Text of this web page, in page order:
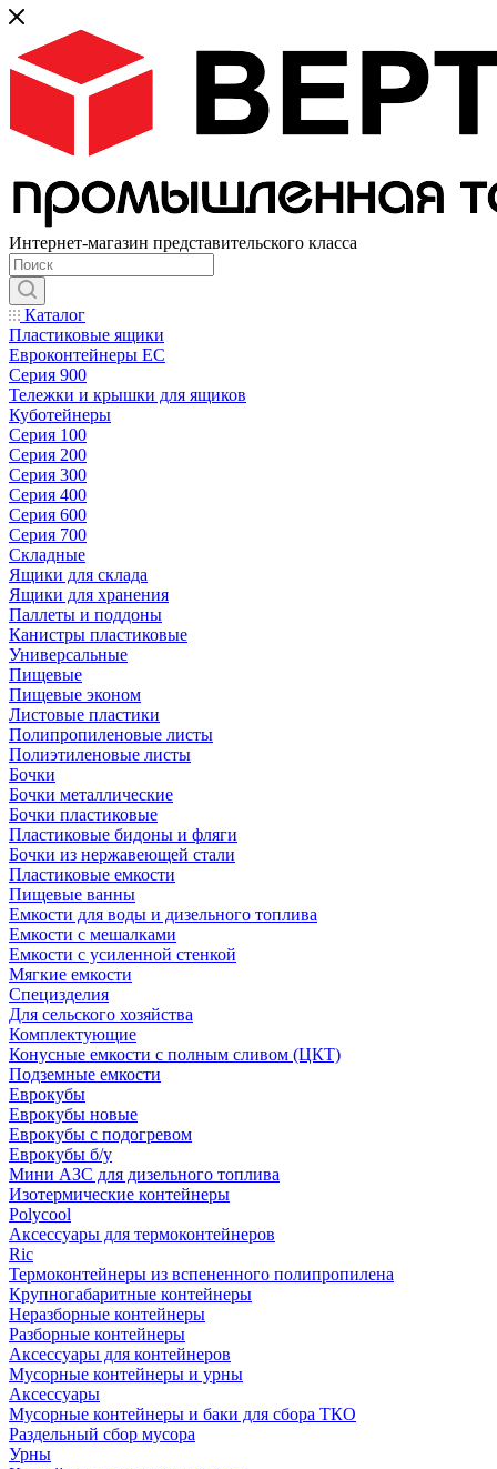
Интернет-магазин представительского класса
Каталог
Пластиковые ящики
Евроконтейнеры ЕС
Серия 900
Тележки и крышки для ящиков
Куботейнеры
Серия 100
Серия 200
Серия 300
Серия 400
Серия 600
Серия 700
Складные
Ящики для склада
Ящики для хранения
Паллеты и поддоны
Канистры пластиковые
Универсальные
Пищевые
Пищевые эконом
Листовые пластики
Полипропиленовые листы
Полиэтиленовые листы
Бочки
Бочки металлические
Бочки пластиковые
Пластиковые бидоны и фляги
Бочки из нержавеющей стали
Пластиковые емкости
Пищевые ванны
Емкости для воды и дизельного топлива
Емкости с мешалками
Емкости с усиленной стенкой
Мягкие емкости
Специзделия
Для сельского хозяйства
Комплектующие
Конусные емкости с полным сливом (ЦКТ)
Подземные емкости
Еврокубы
Еврокубы новые
Еврокубы с подогревом
Еврокубы б/у
Мини АЗС для дизельного топлива
Изотермические контейнеры
Polycool
Аксессуары для термоконтейнеров
Ric
Термоконтейнеры из вспененного полипропилена
Крупногабаритные контейнеры
Неразборные контейнеры
Разборные контейнеры
Аксессуары для контейнеров
Мусорные контейнеры и урны
Аксессуары
Мусорные контейнеры и баки для сбора ТКО
Раздельный сбор мусора
Урны